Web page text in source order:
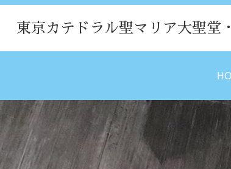
東京カテドラル聖マリア大聖堂